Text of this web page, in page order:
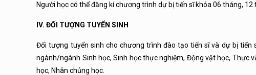
Người học có thể đăng kí chương trình dự bị tiến sĩ khóa 06 tháng,
IV. ĐỐI TƯỢNG TUYỂN SINH
Đối tượng tuyển sinh cho chương trình đào tạo tiến sĩ và dự bị
ngành/ngành Sinh học, Sinh học thực nghiệm, Động vật học, Thực
học, Nhân chủng học.